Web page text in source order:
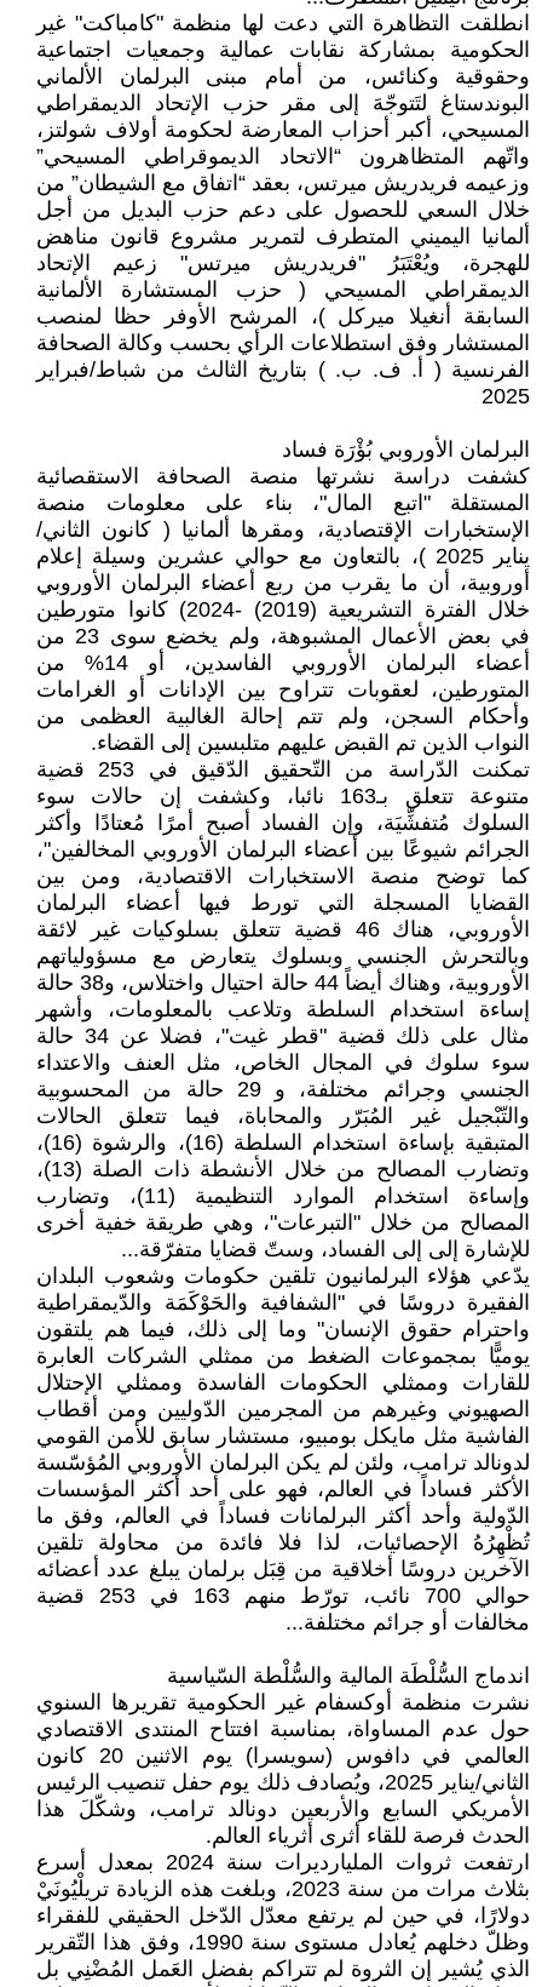
انطلقت التظاهرة التي دعت لها منظمة "كامباكت" غير
الحكومية بمشاركة نقابات عمالية وجمعيات اجتماعية
وحقوقية وكنائس، من أمام مبنى البرلمان الألماني
البوندستاغ لتَتوجّهَ إلى مقر حزب الإتحاد الديمقراطي
المسيحي، أكبر أحزاب المعارضة لحكومة أولاف شولتز،
واتّهم المتظاهرون “الاتحاد الديموقراطي المسيحي”
وزعيمه فريدريش ميرتس، بعقد “اتفاق مع الشيطان” من
خلال السعي للحصول على دعم حزب البديل من أجل
ألمانيا اليميني المتطرف لتمرير مشروع قانون مناهض
للهجرة، ويُعْتَبَرُ "فريدريش ميرتس" زعيم الإتحاد
الديمقراطي المسيحي ( حزب المستشارة الألمانية
السابقة أنغيلا ميركل )، المرشح الأوفر حظا لمنصب
المستشار وفق استطلاعات الرأي بحسب وكالة الصحافة
الفرنسية ( أ. ف. ب. ) بتاريخ الثالث من شباط/فبراير
2025
البرلمان الأوروبي بُؤْرَة فساد
كشفت دراسة نشرتها منصة الصحافة الاستقصائية
المستقلة "اتبع المال"، بناء على معلومات منصة
الإستخبارات الإقتصادية، ومقرها ألمانيا ( كانون الثاني/
يناير 2025 )، بالتعاون مع حوالي عشرين وسيلة إعلام
أوروبية، أن ما يقرب من ربع أعضاء البرلمان الأوروبي
خلال الفترة التشريعية (2019) -2024) كانوا متورطين
في بعض الأعمال المشبوهة، ولم يخضع سوى 23 من
أعضاء البرلمان الأوروبي الفاسدين، أو 14% من
المتورطين، لعقوبات تتراوح بين الإدانات أو الغرامات
وأحكام السجن، ولم تتم إحالة الغالبية العظمى من
النواب الذين تم القبض عليهم متلبسين إلى القضاء.
تمكنت الدّراسة من التّحقيق الدّقيق في 253 قضية
متنوعة تتعلق بـ163 نائبا، وكشفت إن حالات سوء
السلوك مُتفشِّيَة، وإن الفساد أصبح أمرًا مُعتادًا وأكثر
الجرائم شيوعًا بين أعضاء البرلمان الأوروبي المخالفين"،
كما توضح منصة الاستخبارات الاقتصادية، ومن بين
القضايا المسجلة التي تورط فيها أعضاء البرلمان
الأوروبي، هناك 46 قضية تتعلق بسلوكيات غير لائقة
وبالتحرش الجنسي وبسلوك يتعارض مع مسؤولياتهم
الأوروبية، وهناك أيضاً 44 حالة احتيال واختلاس، و38 حالة
إساءة استخدام السلطة وتلاعب بالمعلومات، وأشهر
مثال على ذلك قضية "قطر غيت"، فضلا عن 34 حالة
سوء سلوك في المجال الخاص، مثل العنف والاعتداء
الجنسي وجرائم مختلفة، و 29 حالة من المحسوبية
والتّبْجيل غير المُبَرّر والمحاباة، فيما تتعلق الحالات
المتبقية بإساءة استخدام السلطة (16)، والرشوة (16)،
وتضارب المصالح من خلال الأنشطة ذات الصلة (13)،
وإساءة استخدام الموارد التنظيمية (11)، وتضارب
المصالح من خلال "التبرعات"، وهي طريقة خفية أخرى
للإشارة إلى إلى الفساد، وستّ قضايا متفرّقة...
يدّعي هؤلاء البرلمانيون تلقين حكومات وشعوب البلدان
الفقيرة دروسًا في "الشفافية والحَوْكَمَة والدّيمقراطية
واحترام حقوق الإنسان" وما إلى ذلك، فيما هم يلتقون
يوميًّا بمجموعات الضغط من ممثلي الشركات العابرة
للقارات وممثلي الحكومات الفاسدة وممثلي الإحتلال
الصهيوني وغيرهم من المجرمين الدّوليين ومن أقطاب
الفاشية مثل مايكل بومبيو، مستشار سابق للأمن القومي
لدونالد ترامب، ولئن لم يكن البرلمان الأوروبي المُؤسّسة
الأكثر فساداً في العالم، فهو على أحد أكثر المؤسسات
الدّولية وأحد أكثر البرلمانات فساداً في العالم، وفق ما
تُظْهِرُهُ الإحصائيات، لذا فلا فائدة من محاولة تلقين
الآخرين دروسًا أخلاقية من قِبَل برلمان يبلغ عدد أعضائه
حوالي 700 نائب، تورّط منهم 163 في 253 قضية
مخالفات أو جرائم مختلفة...
اندماج السُّلْطَة المالية والسُّلْطة السّياسية
نشرت منظمة أوكسفام غير الحكومية تقريرها السنوي
حول عدم المساواة، بمناسبة افتتاح المنتدى الاقتصادي
العالمي في دافوس (سويسرا) يوم الاثنين 20 كانون
الثاني/يناير 2025، ويُصادف ذلك يوم حفل تنصيب الرئيس
الأمريكي السابع والأربعين دونالد ترامب، وشكّلَ هذا
الحدث فرصة للقاء أثرى أثرياء العالم.
ارتفعت ثروات المليارديرات سنة 2024 بمعدل أسرع
بثلاث مرات من سنة 2023، وبلغت هذه الزيادة تريلْيُونَيْ
دولارًا، في حين لم يرتفع معدّل الدّخل الحقيقي للفقراء
وظلّ دخلهم يُعادل مستوى سنة 1990، وفق هذا التّقرير
الذي يُشير إن الثروة لم تتراكم بفضل العَمل المُضْنِي بل